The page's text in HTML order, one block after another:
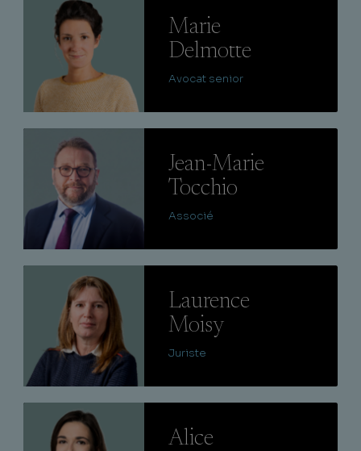
Marie
Delmotte
Avocat senior
Jean-Marie
Tocchio
Associé
Laurence
Moisy
Juriste
Alice